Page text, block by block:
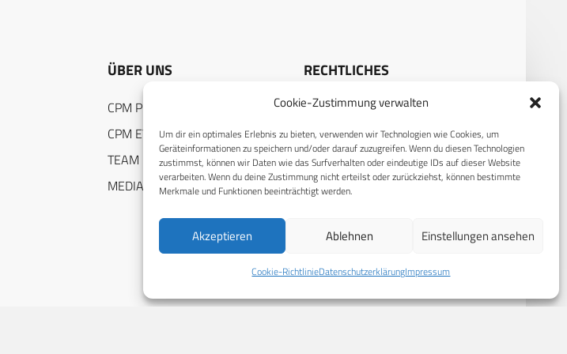
Cookie-Zustimmung verwalten
Um dir ein optimales Erlebnis zu bieten, verwenden wir Technologien wie Cookies, um
Geräteinformationen zu speichern und/oder darauf zuzugreifen. Wenn du diesen Technologien
zustimmst, können wir Daten wie das Surfverhalten oder eindeutige IDs auf dieser Website
verarbeiten. Wenn du deine Zustimmung nicht erteilst oder zurückziehst, können bestimmte
Merkmale und Funktionen beeinträchtigt werden.
Akzeptieren Ablehnen Einstellungen ansehen
Cookie-RichtlinieDatenschutzerklärungImpressum
ÜBER UNS
CPM PUBLICATIONS
CPM EVENTS
TEAM
MEDIADATEN
RECHTLICHES
Datenschutzerklärung
Cookie-Richtlinie (EU)
AGB
Compliance